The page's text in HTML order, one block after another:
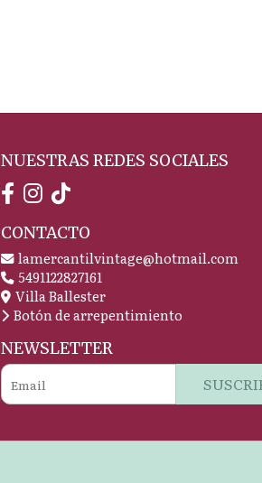
NUESTRAS REDES SOCIALES
CONTACTO
lamercantilvintage@hotmail.com
5491122827161
Villa Ballester
Botón de arrepentimiento
NEWSLETTER